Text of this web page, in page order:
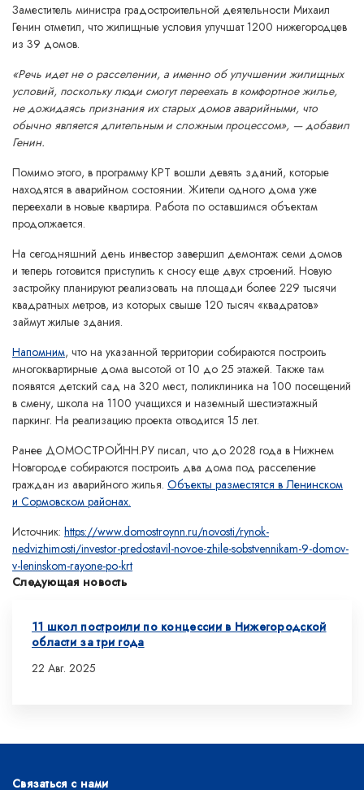
Заместитель министра градостроительной деятельности Михаил
Генин отметил, что жилищные условия улучшат 1200 нижегородцев
из 39 домов.
«Речь идет не о расселении, а именно об улучшении жилищных
условий, поскольку люди смогут переехать в комфортное жилье,
не дожидаясь признания их старых домов аварийными, что
обычно является длительным и сложным процессом», — добавил
Генин.
Помимо этого, в программу КРТ вошли девять зданий, которые
находятся в аварийном состоянии. Жители одного дома уже
переехали в новые квартира. Работа по оставшимся объектам
продолжается.
На сегодняшний день инвестор завершил демонтаж семи домов
и теперь готовится приступить к сносу еще двух строений. Новую
застройку планируют реализовать на площади более 229 тысячи
квадратных метров, из которых свыше 120 тысяч «квадратов»
займут жилые здания.
Напомним, что на указанной территории собираются построить
многоквартирные дома высотой от 10 до 25 этажей. Также там
появятся детский сад на 320 мест, поликлиника на 100 посещений
в смену, школа на 1100 учащихся и наземный шестиэтажный
паркинг. На реализацию проекта отводится 15 лет.
Ранее ДОМОСТРОЙНН.РУ писал, что до 2028 года в Нижнем
Новгороде собираются построить два дома под расселение
граждан из аварийного жилья. Объекты разместятся в Ленинском
и Сормовском районах.
Источник: https://www.domostroynn.ru/novosti/rynok-
nedvizhimosti/investor-predostavil-novoe-zhile-sobstvennikam-9-domov-
v-leninskom-rayone-po-krt
Следующая новость
11 школ построили по концессии в Нижегородской
области за три года
22 Авг. 2025
Связаться с нами